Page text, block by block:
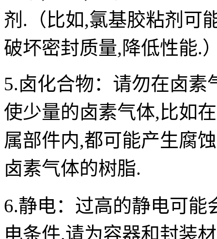
剂.（比如,氯基胶粘剂可
破坏密封质量,降低性能.
5.卤化合物： 请勿在卤素
使少量的卤素气体,比如
属部件内,都可能产生腐
卤素气体的树脂.
6.静电： 过高的静电可能
电条件.请为容器和封装